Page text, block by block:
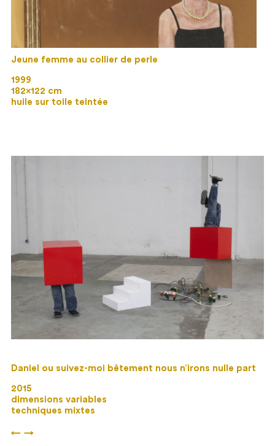
Jeune femme au collier de perle
1999
182×122 cm
huile sur toile teintée
Daniel ou suivez-moi bêtement nous n’irons nulle part
2015
dimensions variables
techniques mixtes
← →